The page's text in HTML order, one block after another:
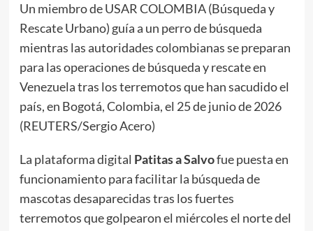
Un miembro de USAR COLOMBIA (Búsqueda y
Rescate Urbano) guía a un perro de búsqueda
mientras las autoridades colombianas se preparan
para las operaciones de búsqueda y rescate en
Venezuela tras los terremotos que han sacudido el
país, en Bogotá, Colombia, el 25 de junio de 2026
(REUTERS/Sergio Acero)
La plataforma digital Patitas a Salvofue puesta en
funcionamiento para facilitar la búsqueda de
mascotas desaparecidas tras los fuertes
terremotos que golpearon el miércoles el norte del